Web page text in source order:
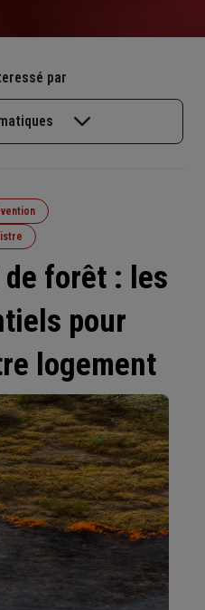
par
forêt : les
pour
logement